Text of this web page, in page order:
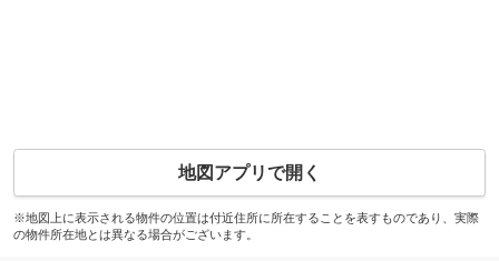
地図アプリで開く
※地図上に表示される物件の位置は付近住所に所在することを表すものであり、実際
の物件所在地とは異なる場合がございます。